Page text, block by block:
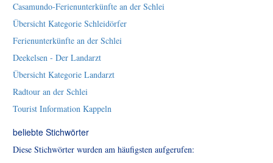
Casamundo-Ferienunterkünfte an der Schlei
Übersicht Kategorie Schleidörfer
Ferienunterkünfte an der Schlei
Deekelsen - Der Landarzt
Übersicht Kategorie Landarzt
Radtour an der Schlei
Tourist Information Kappeln
beliebte Stichwörter
Diese Stichwörter wurden am häufigsten aufgerufen: